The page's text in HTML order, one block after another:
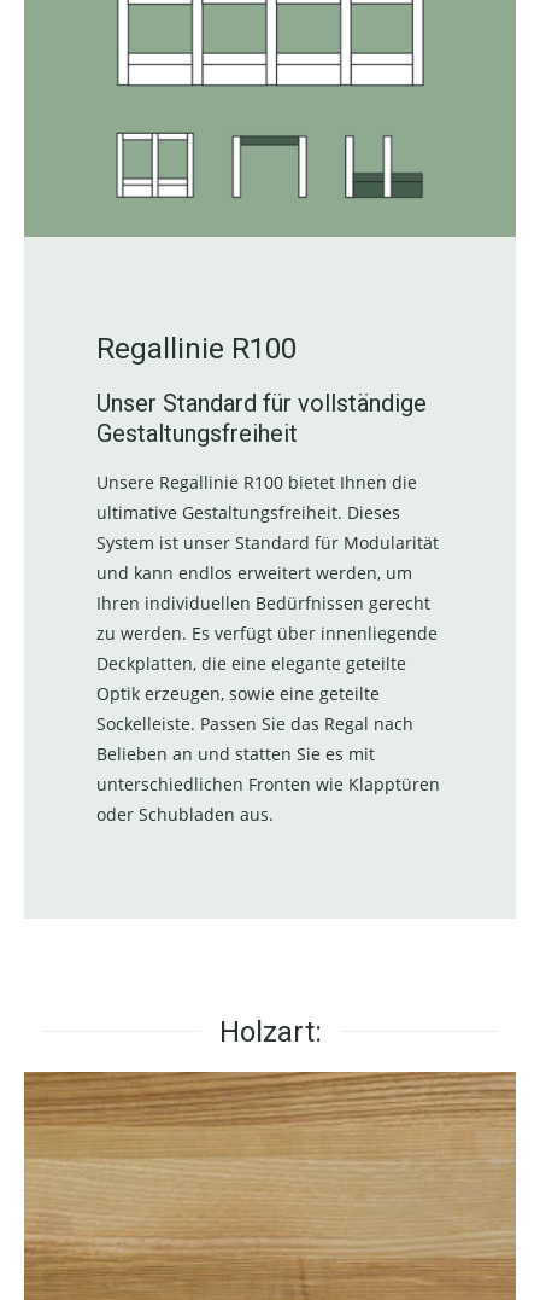
Regallinie R100
Unser Standard für vollständige
Gestaltungsfreiheit
Unsere Regallinie R100 bietet Ihnen die
ultimative Gestaltungsfreiheit. Dieses
System ist unser Standard für Modularität
und kann endlos erweitert werden, um
Ihren individuellen Bedürfnissen gerecht
zu werden. Es verfügt über innenliegende
Deckplatten, die eine elegante geteilte
Optik erzeugen, sowie eine geteilte
Sockelleiste. Passen Sie das Regal nach
Belieben an und statten Sie es mit
unterschiedlichen Fronten wie Klapptüren
oder Schubladen aus.
Holzart: